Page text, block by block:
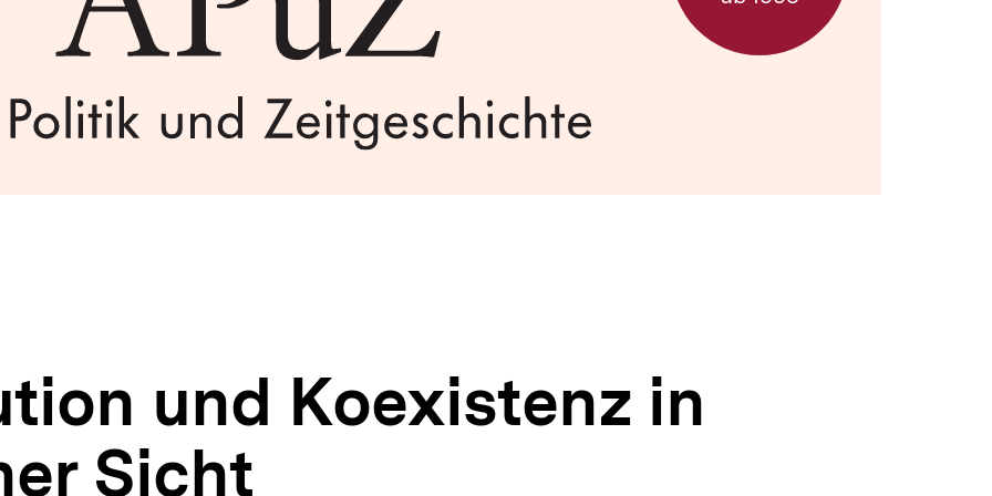
und Koexistenz in
Sicht